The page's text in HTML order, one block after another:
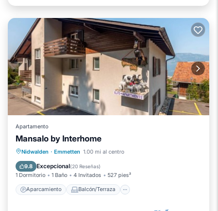
Apartamento
Mansalo by Interhome
Nidwalden · Emmetten 1.00 mi al centro
9.8 Excepcional(20 Reseñas)
1 Dormitorio 1 Baño 4 Invitados 527 pies²
Aparcamiento Balcón/Terraza
Aparcamiento
Balcón/Terraza
Cocina
Internet